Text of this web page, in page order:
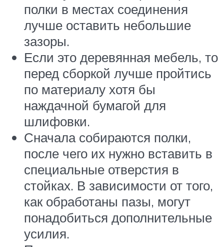
полки в местах соединения
лучше оставить небольшие
зазоры.
Если это деревянная мебель, то
перед сборкой лучше пройтись
по материалу хотя бы
наждачной бумагой для
шлифовки.
Сначала собираются полки,
после чего их нужно вставить в
специальные отверстия в
стойках. В зависимости от того,
как обработаны пазы, могут
понадобиться дополнительные
усилия.